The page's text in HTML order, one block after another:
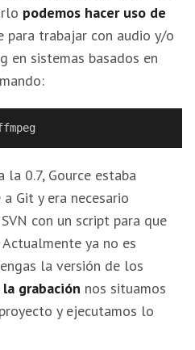
podemos hacer uso de
para trabajar con audio y/o
en sistemas basados en
la 0.7, Gource estaba
Git y era necesario
con un script para que
ya no es
la versión de los
grabación nos situamos
y ejecutamos lo